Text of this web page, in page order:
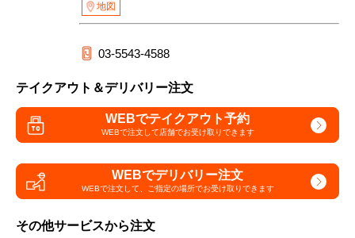
地図
03-5543-4588
テイクアウト＆デリバリー注文
WEBでテイクアウト予約
WEBで注文して店舗でお受け取りできます
WEBでデリバリー注文
WEBで注文して、 ご指定の場所でお受け取りできます
その他サービスから注文